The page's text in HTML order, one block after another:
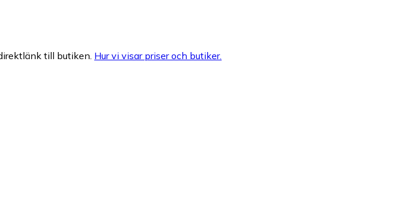
till butiken. Hur vi visar priser och butiker.